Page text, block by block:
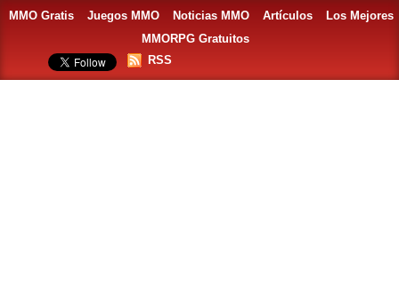
MMO Gratis Juegos MMO Noticias MMO Artículos
Los Mejores
MMORPG Gratuitos
RSS